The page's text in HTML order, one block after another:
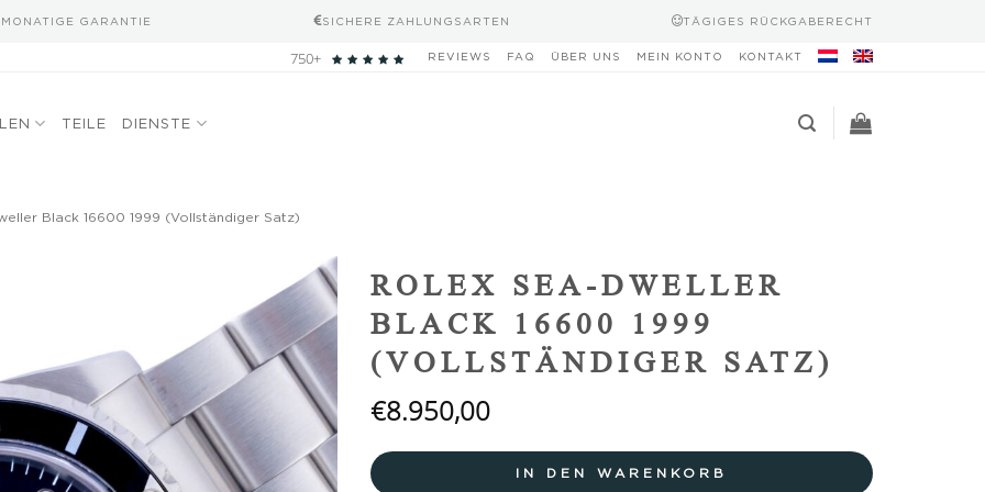
MONATIGE GARANTIE SICHERE ZAHLUNGSARTEN TÄGIGES RÜCKGABERECHT
750+ REVIEWS FAQ ÜBER UNS MEIN KONTO KONTAKT
TEILE DIENSTE
Black 16600 1999 (Vollständiger Satz)
Add to
wishlist
ROLEX SEA-DWELLER
BLACK 16600 1999
(VOLLSTÄNDIGER SATZ)
€8.950,00
IN DEN WARENKORB